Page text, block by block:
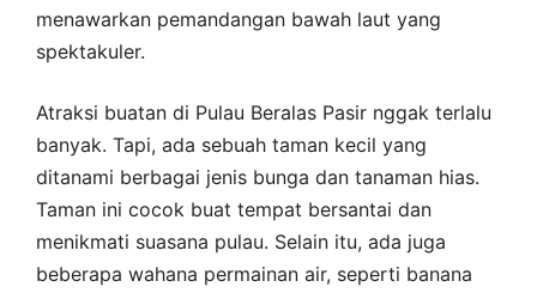
menawarkan pemandangan bawah laut yang
spektakuler.
Atraksi buatan di Pulau Beralas Pasir nggak terlalu
banyak. Tapi, ada sebuah taman kecil yang
ditanami berbagai jenis bunga dan tanaman hias.
Taman ini cocok buat tempat bersantai dan
menikmati suasana pulau. Selain itu, ada juga
beberapa wahana permainan air, seperti banana